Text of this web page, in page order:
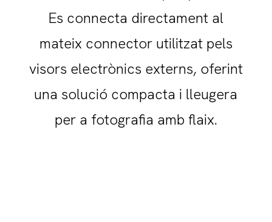
Es connecta directament al
mateix connector utilitzat pels
visors electrònics externs, oferint
una solució compacta i lleugera
per a fotografia amb flaix.